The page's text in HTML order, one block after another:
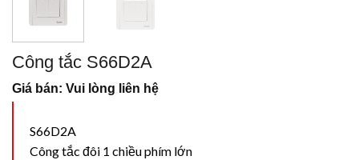
Công tắc S66D2A
Giá bán: Vui lòng liên hệ
S66D2A
Công tắc đôi 1 chiều phím lớn